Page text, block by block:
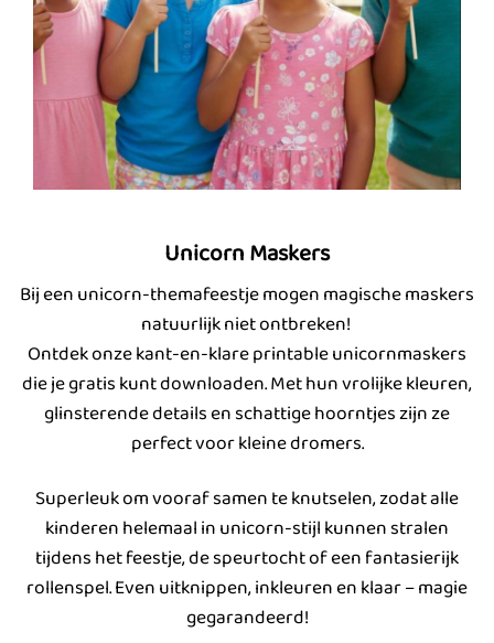
Unicorn Maskers
Bij een unicorn-themafeestje mogen magische maskers
natuurlijk niet ontbreken!
Ontdek onze kant-en-klare printable unicornmaskers
die je gratis kunt downloaden. Met hun vrolijke kleuren,
glinsterende details en schattige hoorntjes zijn ze
perfect voor kleine dromers.
Superleuk om vooraf samen te knutselen, zodat alle
kinderen helemaal in unicorn-stijl kunnen stralen
tijdens het feestje, de speurtocht of een fantasierijk
rollenspel. Even uitknippen, inkleuren en klaar – magie
gegarandeerd!